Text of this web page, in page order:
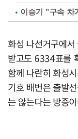
이승기 "구속 차
화성 나선거구에
받고도 6334표를
함께 나란히 화성
기호 배번은 출발
는 않는다는 방증